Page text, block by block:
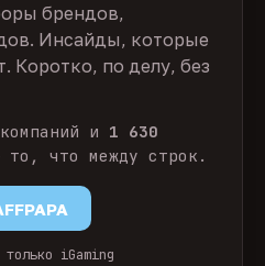
брендов,
Инсайды, которые
Коротко, по делу, без
компаний и 1 630
что между строк.
iGaming